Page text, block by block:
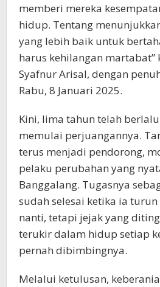
memberi mereka
hidup. Tentang
yang lebih baik untuk
harus kehilangan martabat”
Syafnur Arisal, dengan
Rabu, 8 Januari 2025.
Kini, lima tahun telah
memulai perjuangannya.
terus menjadi pendorong,
pelaku perubahan yang
Banggalang. Tugasnya
sudah selesai ketika ia
nanti, tetapi jejak yang
terukir dalam hidup setiap
pernah dibimbingnya.
Melalui ketulusan,